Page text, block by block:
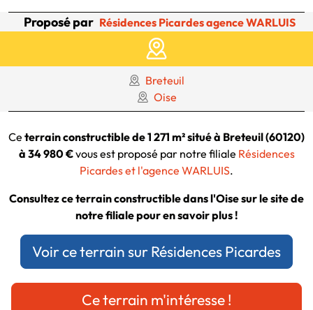
Proposé par Résidences Picardes agence WARLUIS
Breteuil
Oise
Ce terrain constructible de 1 271 m² situé à Breteuil (60120)
à 34 980 €vous est proposé par notre filiale Résidences
Picardes et l'agence WARLUIS.
Consultez ce terrain constructible dans l'Oise sur le site de
notre filiale pour en savoir plus !
Voir ce terrain sur Résidences Picardes
Ce terrain m'intéresse !